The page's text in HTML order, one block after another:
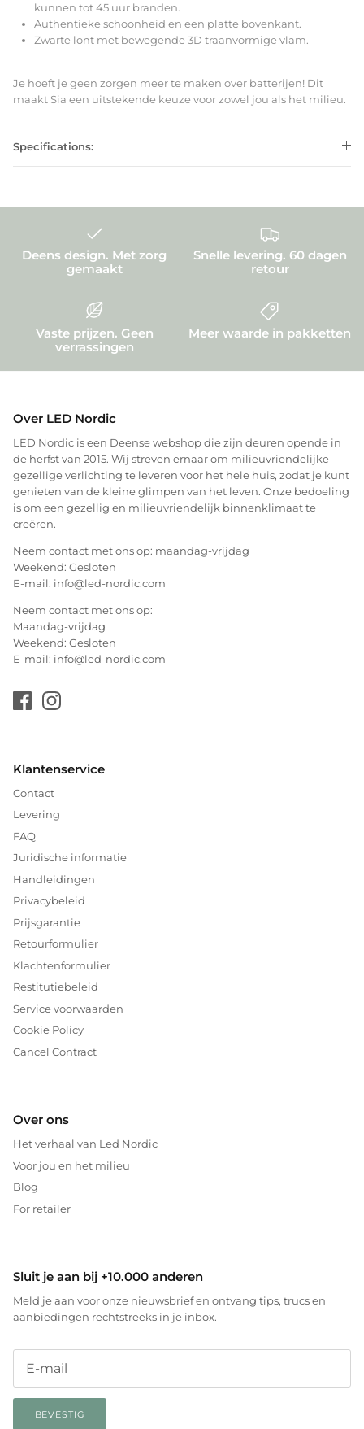
kunnen tot 45 uur branden.
Authentieke schoonheid en een platte bovenkant.
Zwarte lont met bewegende 3D traanvormige vlam.
Je hoeft je geen zorgen meer te maken over batterijen! Dit
maakt Sia een uitstekende keuze voor zowel jou als het milieu.
Specifications:
Deens design. Met zorg
gemaakt
Snelle levering. 60 dagen
retour
Vaste prijzen. Geen
verrassingen
Meer waarde in pakketten
Over LED Nordic
LED Nordic is een Deense webshop die zijn deuren opende in
de herfst van 2015. Wij streven ernaar om milieuvriendelijke
gezellige verlichting te leveren voor het hele huis, zodat je kunt
genieten van de kleine glimpen van het leven. Onze bedoeling
is om een gezellig en milieuvriendelijk binnenklimaat te
creëren.
Neem contact met ons op: maandag-vrijdag
Weekend: Gesloten
E-mail: info@led-nordic.com
Neem contact met ons op:
Maandag-vrijdag
Weekend: Gesloten
E-mail: info@led-nordic.com
Klantenservice
Contact
Levering
FAQ
Juridische informatie
Handleidingen
Privacybeleid
Prijsgarantie
Retourformulier
Klachtenformulier
Restitutiebeleid
Service voorwaarden
Cookie Policy
Cancel Contract
Over ons
Het verhaal van Led Nordic
Voor jou en het milieu
Blog
For retailer
Sluit je aan bij +10.000 anderen
Meld je aan voor onze nieuwsbrief en ontvang tips, trucs en
aanbiedingen rechtstreeks in je inbox.
BEVESTIG